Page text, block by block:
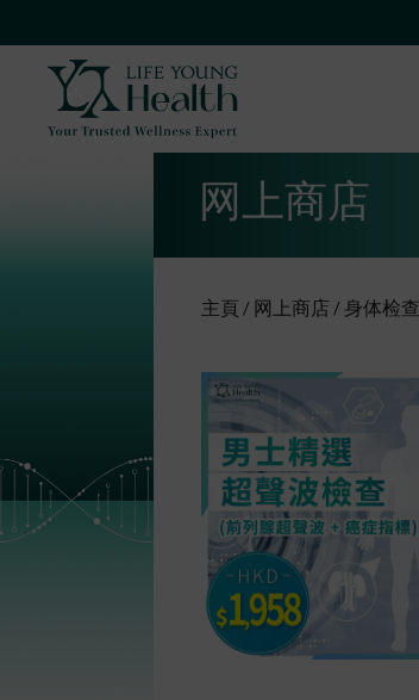
网上商店
主頁 网上商店 身体检查